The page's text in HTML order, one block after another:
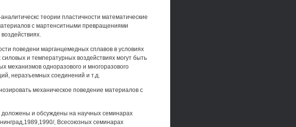
теории пластичности математические
с мартенситными превращениями
поведени марганцемедных сплавов в условиях
и температурных воздействиях могут быть
механизмов одноразового и многоразового
неразъемных соединений и т.д.
механическое поведение материалов с
и обсуждены на научных семинарах
, Всесоюзных семинарах